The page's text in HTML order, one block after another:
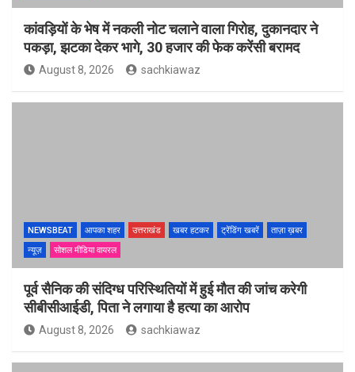
कांवड़ियों के भेष में नकली नोट चलाने वाला गिरोह, दुकानदार ने
पकड़ा, झटका देकर भागे, 30 हजार की फेक करेंसी बरामद
August 8, 2026 sachkiawaz
NEWSBEAT आपका शहर उत्तराखंड खबर हटकर ट्रेंडिंग खबरें
ताज़ा ख़बर
न्यूज़
सोशल मीडिया वायरल
पूर्व सैनिक की संदिग्ध परिस्थितियों में हुई मौत की जांच करेगी
सीबीसीआईडी, पिता ने लगाया है हत्या का आरोप
August 8, 2026 sachkiawaz